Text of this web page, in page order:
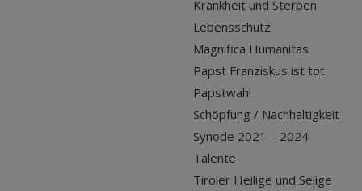
Krankheit und Sterben
Lebensschutz
Magnifica Humanitas
Papst Franziskus ist tot
Papstwahl
Schöpfung / Nachhaltigkeit
Synode 2021 – 2024
Talente
Tiroler Heilige und Selige